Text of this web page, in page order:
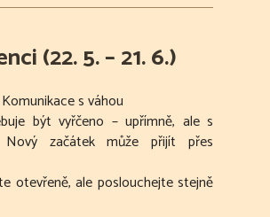
(22. 5. – 21. 6.)
Komunikace s váhou
být vyřčeno – upřímně, ale s
Nový začátek může přijít přes
otevřeně, ale poslouchejte stejně